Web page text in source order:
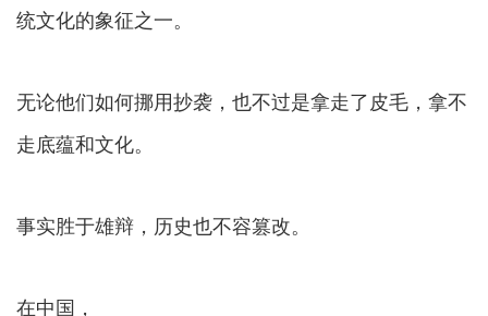
统文化的象征之一。
无论他们如何挪用抄袭，也不过是拿走了皮毛，拿不
走底蕴和文化。
事实胜于雄辩，历史也不容篡改。
在中国，